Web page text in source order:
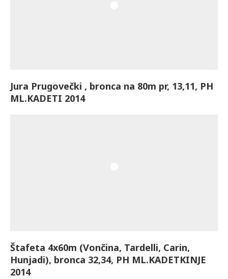
Jura Prugovečki , bronca na 80m pr, 13,11, PH
ML.KADETI 2014
Štafeta 4x60m (Vončina, Tardelli, Carin,
Hunjadi), bronca 32,34, PH ML.KADETKINJE
2014